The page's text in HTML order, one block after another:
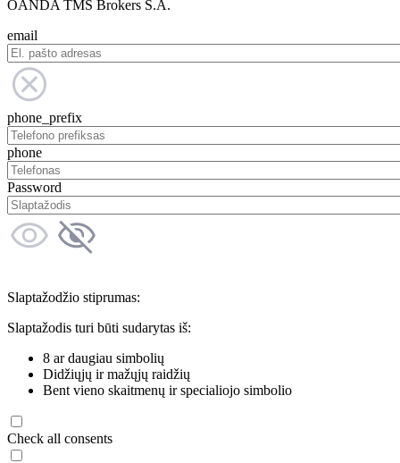
OANDA TMS Brokers S.A.
email
phone_prefix
phone
Password
Slaptažodžio stiprumas:
Slaptažodis turi būti sudarytas iš:
8 ar daugiau simbolių
Didžiųjų ir mažųjų raidžių
Bent vieno skaitmenų ir specialiojo simbolio
Check all consents